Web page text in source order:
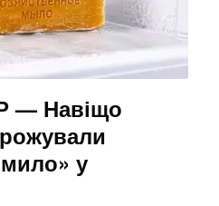
— Навіщо
у